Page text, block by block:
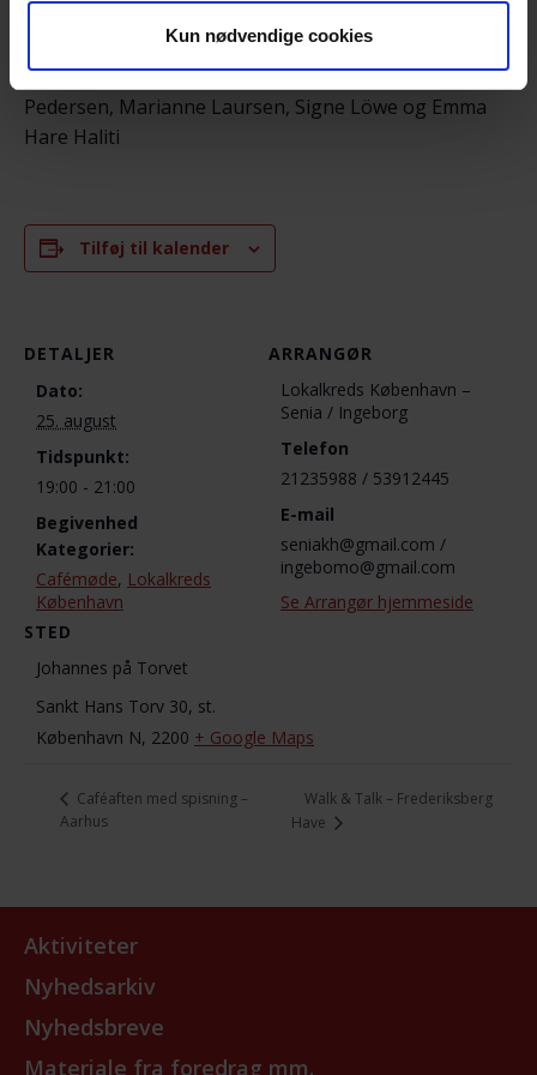
Kun nødvendige cookies
ulladrewsen@gmail.com– for evt. spørgsmål
Senia Kragh Hansen, Ingeborg Fangel Mo, Sofie
Pedersen, Marianne Laursen, Signe Löwe og Emma
Hare Haliti
Tilføj til kalender
DETALJER
Dato:
25. august
Tidspunkt:
19:00 - 21:00
Begivenhed
Kategorier:
Cafémøde, Lokalkreds
København
STED
Johannes på Torvet
Sankt Hans Torv 30, st.
København N, 2200 + Google Maps
ARRANGØR
Lokalkreds København –
Senia / Ingeborg
Telefon
21235988 / 53912445
E-mail
seniakh@gmail.com /
ingebomo@gmail.com
Se Arrangør hjemmeside
Caféaften med spisning –
Aarhus
Walk & Talk – Frederiksberg
Have
Aktiviteter
Nyhedsarkiv
Nyhedsbreve
Materiale fra foredrag mm.